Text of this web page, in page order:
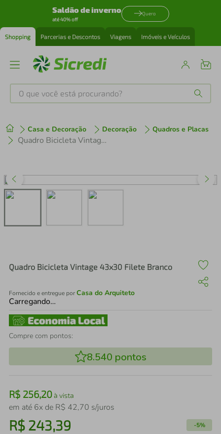
Saldão de inverno
até 40% off
Quero
Shopping Parcerias e Descontos Viagens Imóveis e Veículos
O que você está procurando?
Casa e Decoração Decoração Quadros e Placas
Quadro Bicicleta Vintage 43x30 Filete Branco
Quadro Bicicleta Vintage 43x30 Filete Branco
Fornecido e entregue porCasa do Arquiteto
Carregando…
Compre com pontos:
8.540 pontos
R$ 256,20à vista
em até 6x de R$ 42,70 s/juros
R$ 243,39 -5%
1º tenis
perfume